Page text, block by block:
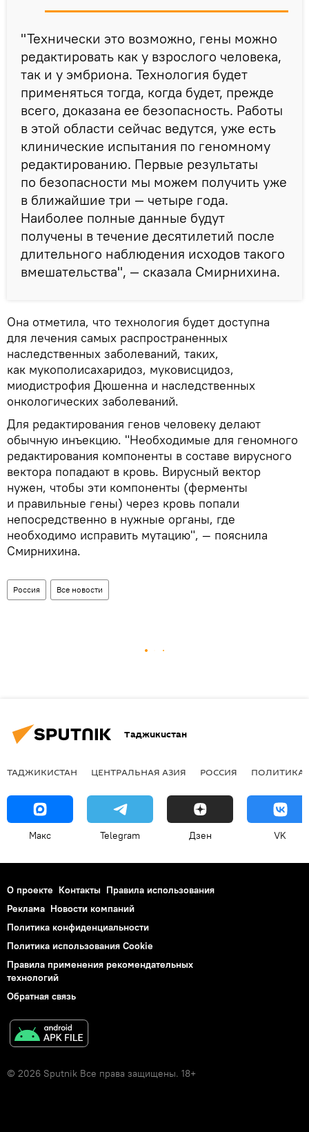
"Технически это возможно, гены можно
редактировать как у взрослого человека,
так и у эмбриона. Технология будет
применяться тогда, когда будет, прежде
всего, доказана ее безопасность. Работы
в этой области сейчас ведутся, уже есть
клинические испытания по геномному
редактированию. Первые результаты
по безопасности мы можем получить уже
в ближайшие три — четыре года.
Наиболее полные данные будут
получены в течение десятилетий после
длительного наблюдения исходов такого
вмешательства", — сказала Смирнихина.
Она отметила, что технология будет доступна
для лечения самых распространенных
наследственных заболеваний, таких,
как мукополисахаридоз, муковисцидоз,
миодистрофия Дюшенна и наследственных
онкологических заболеваний.
Для редактирования генов человеку делают
обычную инъекцию. "Необходимые для геномного
редактирования компоненты в составе вирусного
вектора попадают в кровь. Вирусный вектор
нужен, чтобы эти компоненты (ферменты
и правильные гены) через кровь попали
непосредственно в нужные органы, где
необходимо исправить мутацию", — пояснила
Смирнихина.
Россия Все новости
Таджикистан
ТАДЖИКИСТАН ЦЕНТРАЛЬНАЯ АЗИЯ РОССИЯ ПОЛИТИКА
Макс Telegram Дзен VK
О проекте Контакты Правила использования
Реклама Новости компаний
Политика конфиденциальности
Политика использования Cookie
Правила применения рекомендательных
технологий
Обратная связь
© 2026 Sputnik Все права защищены. 18+